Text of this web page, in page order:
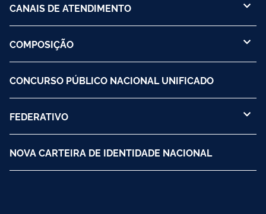
CANAIS DE ATENDIMENTO
COMPOSIÇÃO
CONCURSO PÚBLICO NACIONAL UNIFICADO
FEDERATIVO
NOVA CARTEIRA DE IDENTIDADE NACIONAL